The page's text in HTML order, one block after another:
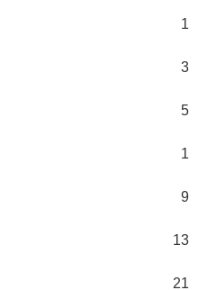
1
3
5
1
9
13
21